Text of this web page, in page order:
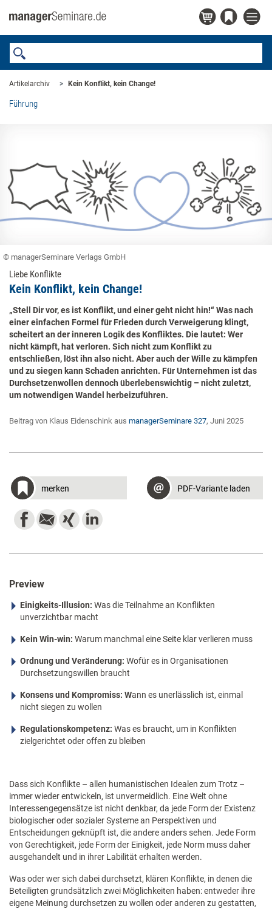
Artikelarchiv Kein Konflikt, kein Change!
Führung
© managerSeminare Verlags GmbH
Liebe Konflikte
Kein Konflikt, kein Change!
„Stell Dir vor, es ist Konflikt, und einer geht nicht hin!“ Was nach
einer einfachen Formel für Frieden durch Verweigerung klingt,
scheitert an der inneren Logik des Konfliktes. Die lautet: Wer
nicht kämpft, hat verloren. Sich nicht zum Konflikt zu
entschließen, löst ihn also nicht. Aber auch der Wille zu kämpfen
und zu siegen kann Schaden anrichten. Für Unternehmen ist das
Durchsetzenwollen dennoch überlebenswichtig – nicht zuletzt,
um notwendigen Wandel herbeizuführen.
Beitrag von Klaus Eidenschink aus managerSeminare 327, Juni 2025
merken PDF-Variante laden
Preview
Einigkeits-Illusion: Was die Teilnahme an Konflikten
unverzichtbar macht
Kein Win-win: Warum manchmal eine Seite klar verlieren muss
Ordnung und Veränderung: Wofür es in Organisationen
Durchsetzungswillen braucht
Konsens und Kompromiss: Wann es unerlässlich ist, einmal
nicht siegen zu wollen
Regulationskompetenz: Was es braucht, um in Konflikten
zielgerichtet oder offen zu bleiben
Dass sich Konflikte – allen humanistischen Idealen zum Trotz –
immer wieder entwickeln, ist unvermeidlich. Eine Welt ohne
Interessengegensätze ist nicht denkbar, da jede Form der Existenz
biologischer oder sozialer Systeme an Perspektiven und
Entscheidungen geknüpft ist, die andere anders sehen. Jede Form
von Gerechtigkeit, jede Form der Einigkeit, jede Norm muss daher
ausgehandelt und in ihrer Labilität erhalten werden.
Was oder wer sich dabei durchsetzt, klären Konflikte, in denen die
Beteiligten grundsätzlich zwei Möglichkeiten haben: entweder ihre
eigene Meinung durchsetzen zu wollen oder anderen zu gestatten,